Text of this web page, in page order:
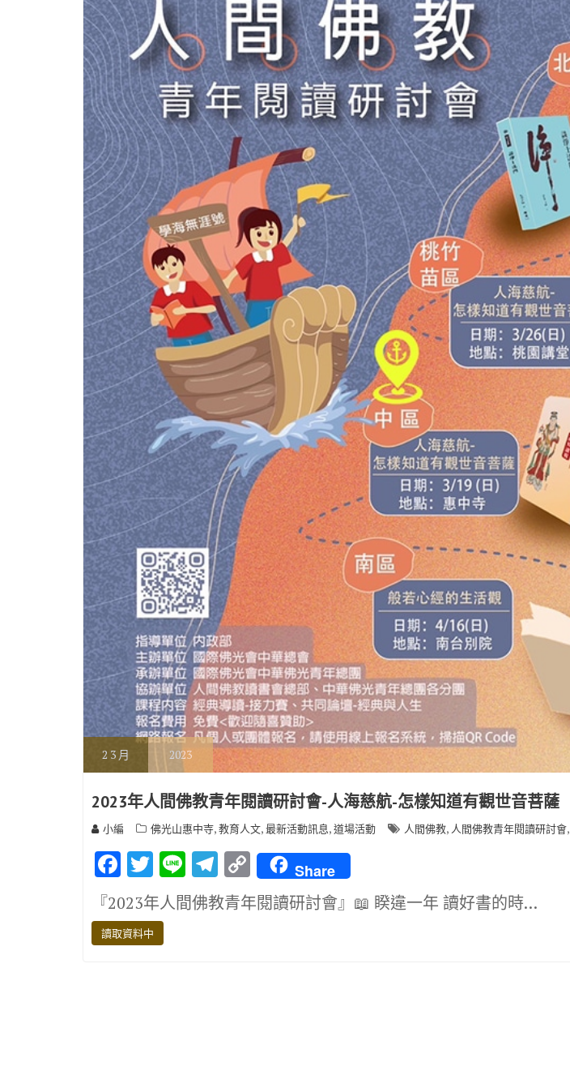
2 3 月 2023
2023年人間佛教青年閱讀研討會-人海慈航-怎樣知道有觀世音菩薩
小編 佛光山惠中寺,教育人文,最新活動訊息,道場活動 人間佛教, 人間佛教青年閱讀研討會,
F
ac
e
b
T
w
it
te
Li
n
e
T
el
e
C
o
p
Share
『2023年人間佛教青年閱讀研討會』📖 睽違一年 讀好書的時…
讀取資料中